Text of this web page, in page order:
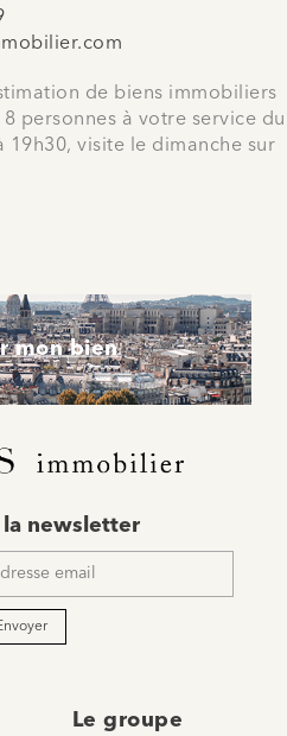
de biens immobiliers
personnes à votre service du
19h30, visite le dimanche sur
mon bien
la newsletter
Le groupe